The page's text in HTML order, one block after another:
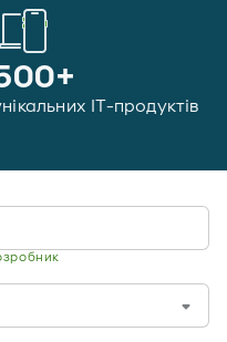
ІТ-продуктів